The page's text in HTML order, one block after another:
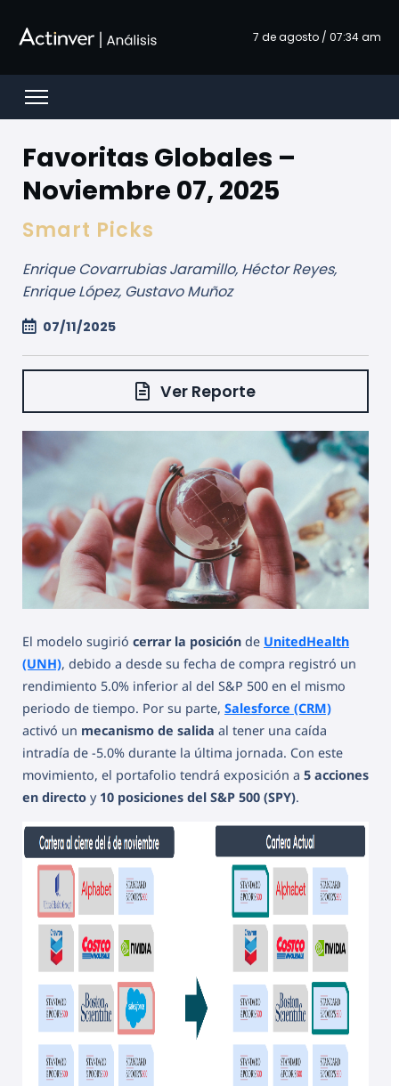
7 de agosto / 07:34 am
Open menu
Favoritas Globales –
Noviembre 07, 2025
Smart Picks
Enrique Covarrubias Jaramillo, Héctor Reyes,
Enrique López, Gustavo Muñoz
07/11/2025
Ver Reporte
El modelo sugirió cerrar la posición de UnitedHealth
(UNH), debido a desde su fecha de compra registró un
rendimiento 5.0% inferior al del S&P 500 en el mismo
periodo de tiempo. Por su parte, Salesforce (CRM)
activó un mecanismo de salida al tener una caída
intradía de -5.0% durante la última jornada. Con este
movimiento, el portafolio tendrá exposición a 5 acciones
en directo y 10 posiciones del S&P 500 (SPY).